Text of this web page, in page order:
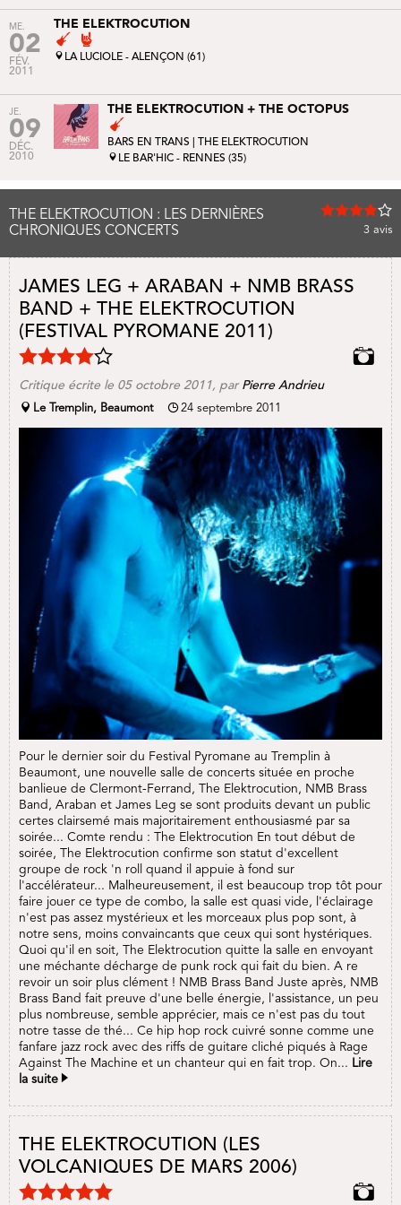
ME.
02
FÉV.
2011
THE ELEKTROCUTION
LA LUCIOLE - ALENÇON (61)
JE.
09
DÉC.
2010
THE ELEKTROCUTION + THE OCTOPUS
BARS EN TRANS | THE ELEKTROCUTION
LE BAR'HIC - RENNES (35)
THE ELEKTROCUTION : LES DERNIÈRES
CHRONIQUES CONCERTS
3 avis
JAMES LEG + ARABAN + NMB BRASS
BAND + THE ELEKTROCUTION
(FESTIVAL PYROMANE 2011)
Critique écrite le 05 octobre 2011, par Pierre Andrieu
Le Tremplin, Beaumont 24 septembre 2011
Pour le dernier soir du Festival Pyromane au Tremplin à
Beaumont, une nouvelle salle de concerts située en proche
banlieue de Clermont-Ferrand, The Elektrocution, NMB Brass
Band, Araban et James Leg se sont produits devant un public
certes clairsemé mais majoritairement enthousiasmé par sa
soirée... Comte rendu : The Elektrocution En tout début de
soirée, The Elektrocution confirme son statut d'excellent
groupe de rock 'n roll quand il appuie à fond sur
l'accélérateur... Malheureusement, il est beaucoup trop tôt pour
faire jouer ce type de combo, la salle est quasi vide, l'éclairage
n'est pas assez mystérieux et les morceaux plus pop sont, à
notre sens, moins convaincants que ceux qui sont hystériques.
Quoi qu'il en soit, The Elektrocution quitte la salle en envoyant
une méchante décharge de punk rock qui fait du bien. A re
revoir un soir plus clément ! NMB Brass Band Juste après, NMB
Brass Band fait preuve d'une belle énergie, l'assistance, un peu
plus nombreuse, semble apprécier, mais ce n'est pas du tout
notre tasse de thé... Ce hip hop rock cuivré sonne comme une
fanfare jazz rock avec des riffs de guitare cliché piqués à Rage
Against The Machine et un chanteur qui en fait trop. On... Lire
la suite
THE ELEKTROCUTION (LES
VOLCANIQUES DE MARS 2006)